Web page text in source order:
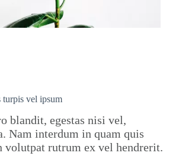
turpis vel ipsum
blandit, egestas nisi vel,
Nam interdum in quam quis
volutpat rutrum ex vel hendrerit.